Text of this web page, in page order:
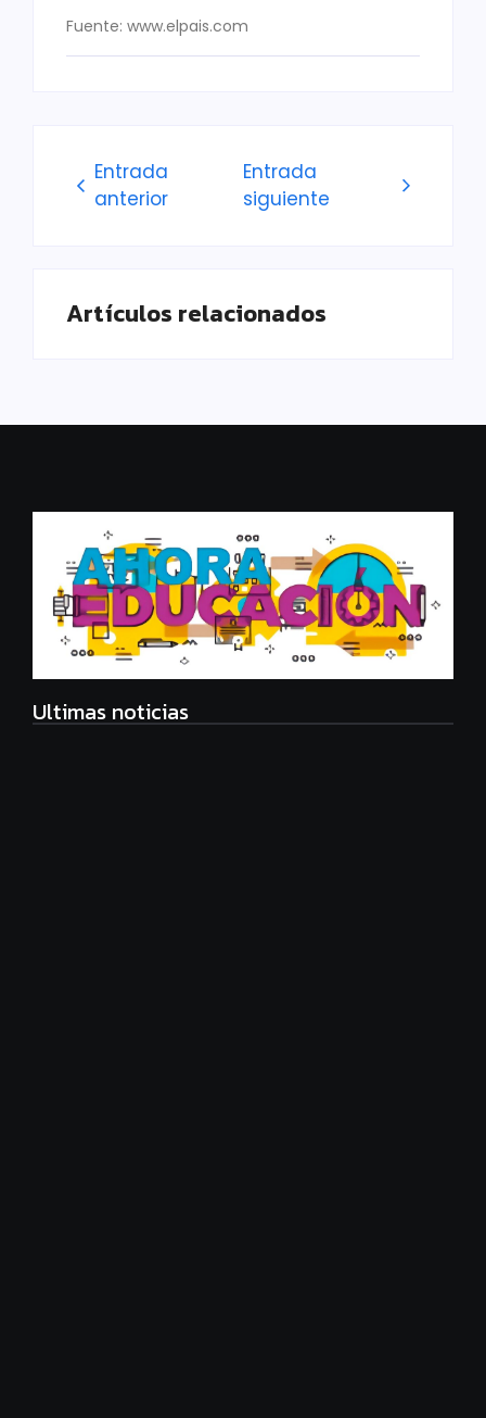
Fuente: www.elpais.com
Entrada
anterior
Entrada
siguiente
Artículos relacionados
Ultimas noticias